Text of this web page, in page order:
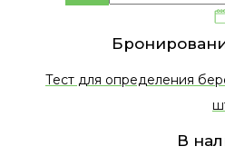
Тест для определения
В